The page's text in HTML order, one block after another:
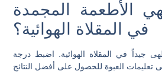
الأطعمة المجمدة
في المقلاة الهوائية؟
جيداً في المقلاة الهوائية. اضبط درجة